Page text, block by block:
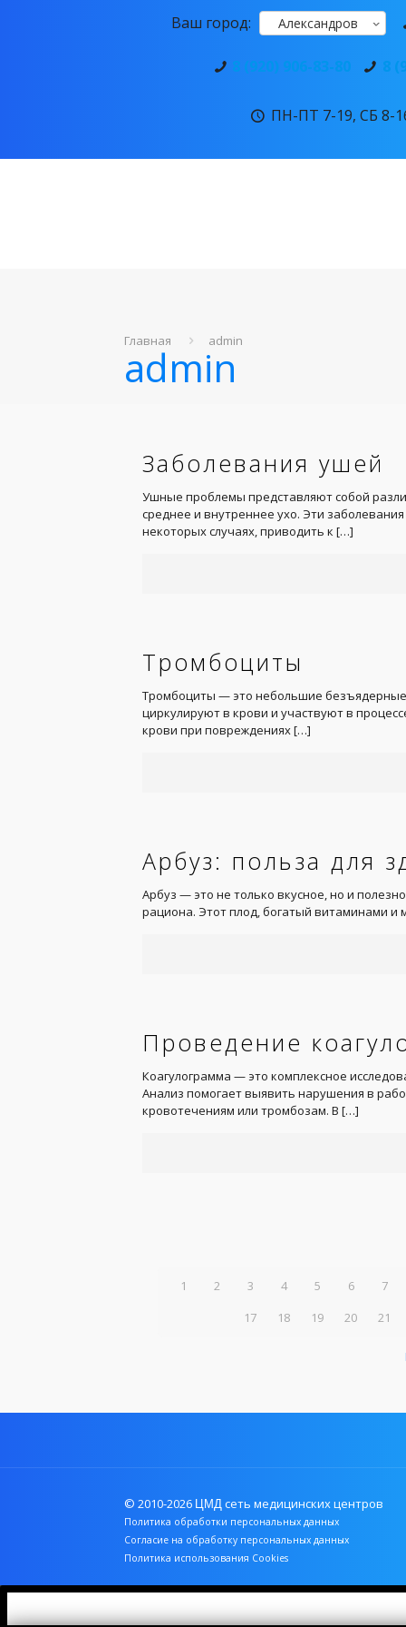
Ваш город: Александров
8 (920) 906-83-80 8
ПН-ПТ 7-19, СБ 8-
Главная admin
admin
Заболевания ушей
Ушные проблемы представляют собой
среднее и внутреннее ухо. Эти
некоторых случаях, приводить к […]
Тромбоциты
Тромбоциты — это небольшие
циркулируют в крови и участвуют в
крови при повреждениях[…]
Арбуз: польза для
Арбуз — это не только вкусное, но и
рациона. Этот плод, богатый витаминами
Проведение
Коагулограмма — это комплексное
Анализ помогает выявить нарушения в
кровотечениям или тромбозам. В […]
1 2 3 4 5 6
7
17
18 19 20 21
© 2010-2026 ЦМД сеть медицинских центров
Политика обработки персональных данных
Согласие на обработку персональных данных
Политика использования Cookies